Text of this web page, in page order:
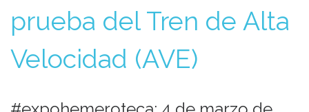
prueba del Tren de Alta
Velocidad (AVE)